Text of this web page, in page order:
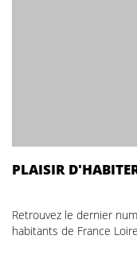
PLAISIR
Retrouvez le dernier
habitants de France